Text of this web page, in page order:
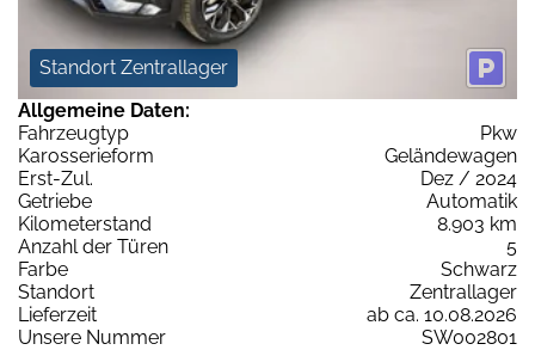
Standort Zentrallager
Allgemeine Daten:
Fahrzeugtyp
Pkw
Karosserieform
Geländewagen
Erst-Zul.
Dez / 2024
Getriebe
Automatik
Kilometerstand
8.903 km
Anzahl der Türen
5
Farbe
Schwarz
Standort
Zentrallager
Lieferzeit
ab ca. 10.08.2026
Unsere Nummer
SW002801